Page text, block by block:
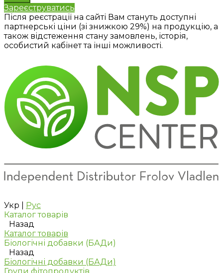
Зареєструватись
Після реєстрації на сайті Вам стануть доступні
партнерські ціни (зі знижкою 29%) на продукцію, а
також відстеження стану замовлень, історія,
особистий кабінет та інші можливості.
Укр
Рус
Каталог товарів
Назад
Каталог товарів
Біологічні добавки (БАДи)
Назад
Біологічні добавки (БАДи)